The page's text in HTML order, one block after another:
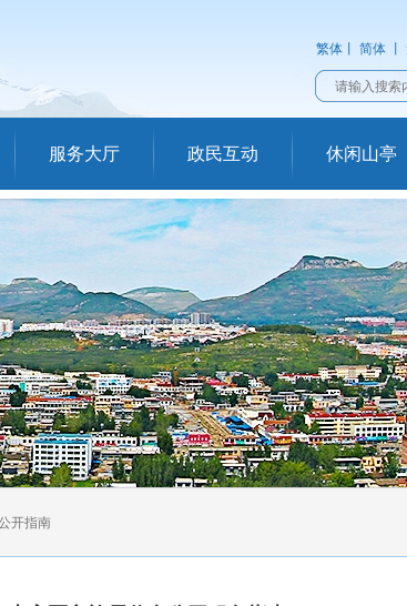
繁体 简体
服务大厅 政民互动 休闲山亭
开指南